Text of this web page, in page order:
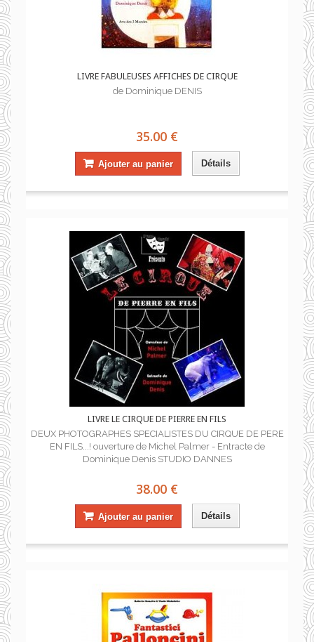
LIVRE FABULEUSES AFFICHES DE CIRQUE
de Dominique DENIS
35.00 €
Ajouter au panier Détails
LIVRE LE CIRQUE DE PIERRE EN FILS
DEUX PHOTOGRAPHES SPECIALISTES DU CIRQUE DE PERE
EN FILS...! ouverture de Michel Palmer - Entracte de
Dominique Denis STUDIO DANNES
38.00 €
Ajouter au panier Détails